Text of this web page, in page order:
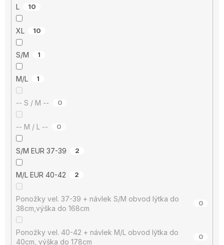
L 10
XL 10
S/M 1
M/L 1
-- S / M -- 0
-- M / L -- 0
S/M EUR 37-39 2
M/L EUR 40-42 2
Ponožky vel. 37-39 + návlek S/M obvod lýtka do
38cm,výška do 168cm
0
Ponožky vel. 40-42 + návlek M/L obvod lýtka do
40cm, výška do 178cm
0